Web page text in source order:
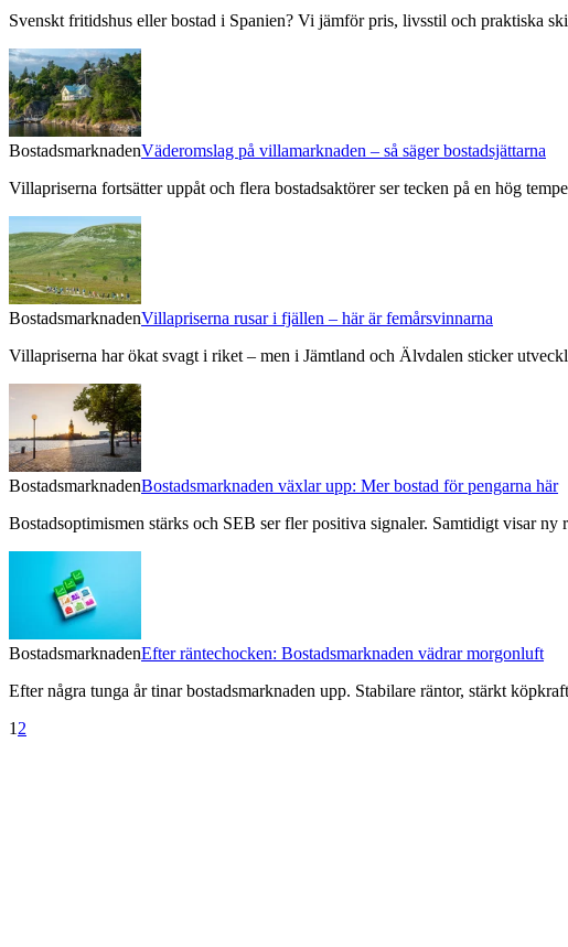
Svenskt fritidshus eller bostad i Spanien? Vi jämför pris, livsstil och praktiska
BostadsmarknadenVäderomslag på villamarknaden – så säger bostadsjättarna
Villapriserna fortsätter uppåt och flera bostadsaktörer ser tecken på en hög
BostadsmarknadenVillapriserna rusar i fjällen – här är femårsvinnarna
Villapriserna har ökat svagt i riket – men i Jämtland och Älvdalen sticker
BostadsmarknadenBostadsmarknaden växlar upp: Mer bostad för pengarna här
Bostadsoptimismen stärks och SEB ser fler positiva signaler. Samtidigt visar
BostadsmarknadenEfter räntechocken: Bostadsmarknaden vädrar morgonluft
Efter några tunga år tinar bostadsmarknaden upp. Stabilare räntor, stärkt
1 2